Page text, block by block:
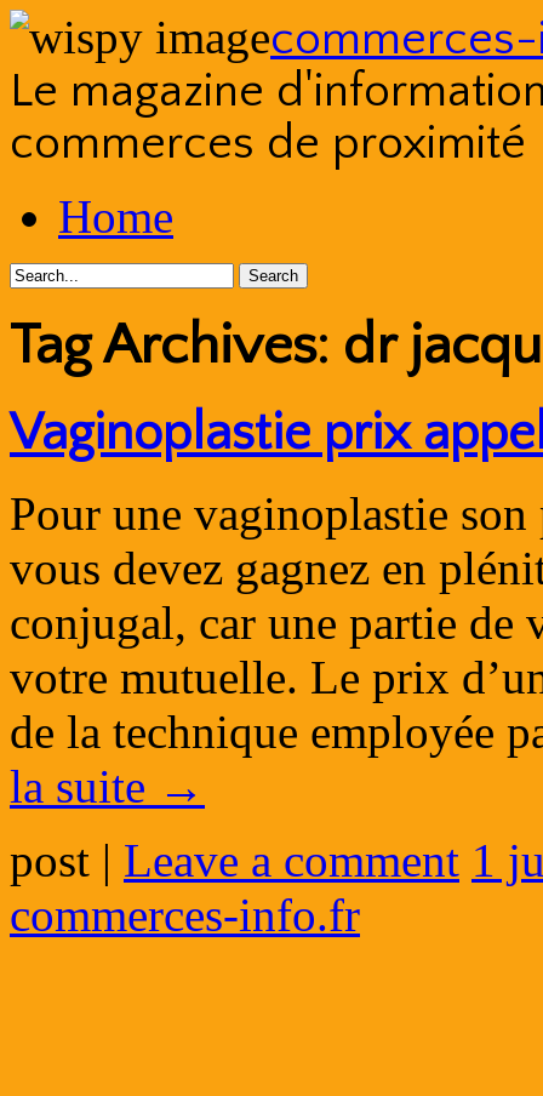
Le magazine
commerces de proximité
to
contentHome
Tag Archives: dr
Vaginoplastie prix
Pour une vaginoplastie
vous devez gagnez en
conjugal, car une partie de
votre mutuelle. Le prix
de la technique employée
la suite →
post | Leave a comment 1
commerces-info.fr